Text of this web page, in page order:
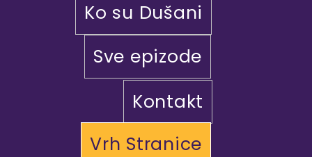
Ko su Dušani
Sve epizode
Kontakt
Vrh Stranice